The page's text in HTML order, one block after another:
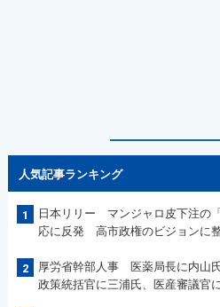
人気記事ランキング
1
日本リリー マンジャロ皮下注の
応に反発 高市政権のビジョンに
2
厚労省幹部人事 医薬局長に内山
政策統括官に三浦氏、医産審議官